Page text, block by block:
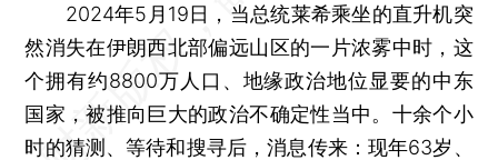
2024年5月19日，当总统莱希乘坐的直升机突
然消失在伊朗西北部偏远山区的一片浓雾中时，这
个拥有约8800万人口、地缘政治地位显要的中东
国家，被推向巨大的政治不确定性当中。十余个小
时的猜测、等待和搜寻后，消息传来：现年63岁、